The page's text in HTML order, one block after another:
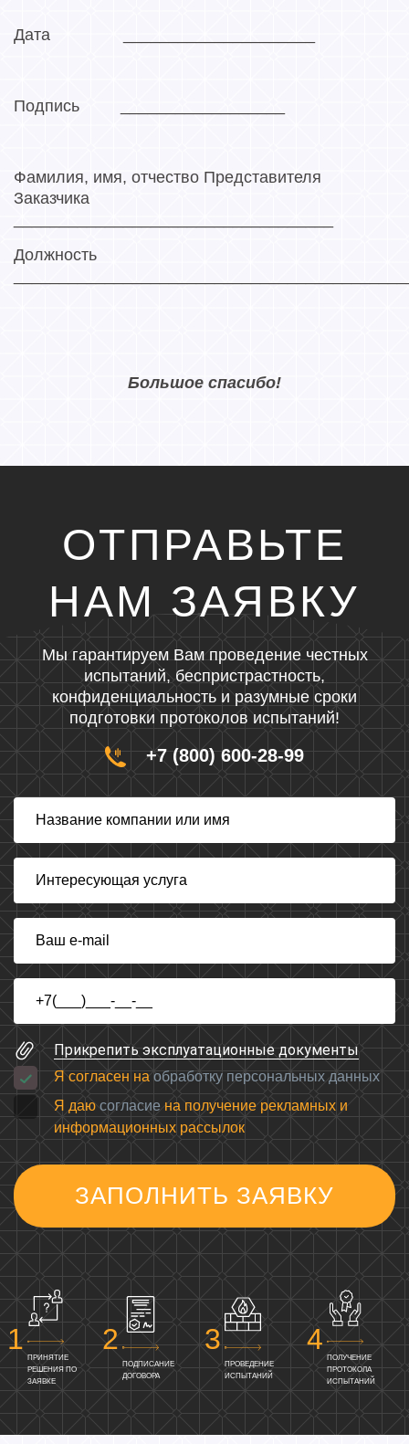
Дата _____________________
Подпись __________________
Фамилия, имя, отчество Представителя
Заказчика
Должность
Большое спасибо!
ОТПРАВЬТЕ
НАМ ЗАЯВКУ
Мы гарантируем Вам проведение честных
испытаний, беспристрастность,
конфиденциальность и разумные сроки
подготовки протоколов испытаний!
+7 (800) 600-28-99
Прикрепить эксплуатационные документы
Я согласен наобработку персональных данных
Я даю согласие на получение рекламных и
информационных рассылок
ЗАПОЛНИТЬ ЗАЯВКУ
ПРИНЯТИЕ
РЕШЕНИЯ ПО
ЗАЯВКЕ
ПОДПИСАНИЕ
ДОГОВОРА
ПРОВЕДЕНИЕ
ИСПЫТАНИЙ
ПОЛУЧЕНИЕ
ПРОТОКОЛА
ИСПЫТАНИЙ